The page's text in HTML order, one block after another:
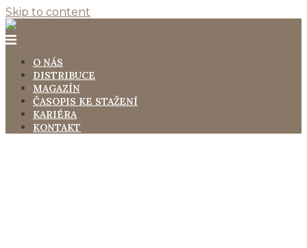
Skip to content
O NÁS
DISTRIBUCE
MAGAZÍN
ČASOPIS KE STAŽENÍ
KARIÉRA
KONTAKT